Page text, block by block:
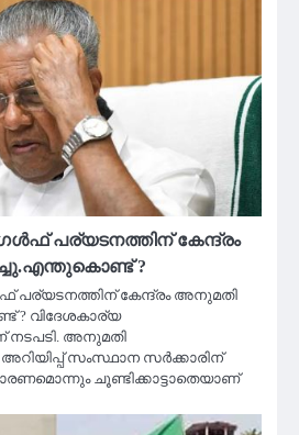
പര്യടനത്തിന് കേന്ദ്രം
?
പര്യടനത്തിന് കേന്ദ്രം അനുമതി
? വിദേശകാര്യ
നടപടി. അനുമതി
സംസ്ഥാന സര്‍ക്കാരിന്
ചൂണ്ടിക്കാട്ടാതെയാണ്